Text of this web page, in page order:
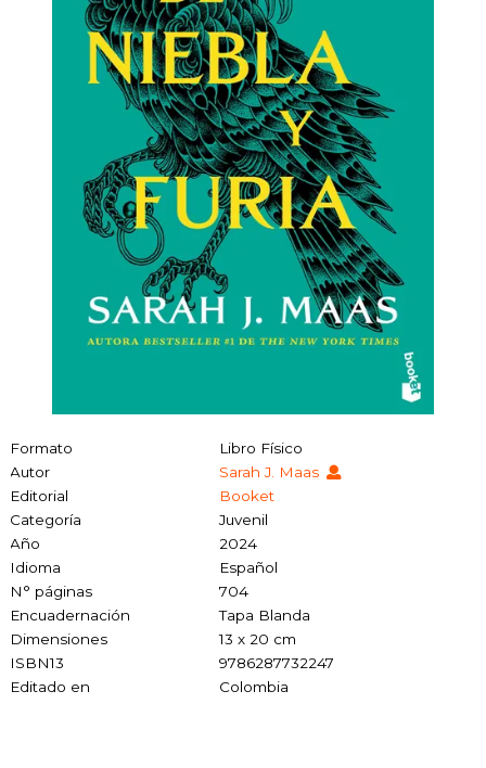
Formato
Libro Físico
Autor
Sarah J. Maas
Editorial
Booket
Categoría
Juvenil
Año
2024
Idioma
Español
N° páginas
704
Encuadernación
Tapa Blanda
Dimensiones
13 x 20 cm
ISBN13
9786287732247
Editado en
Colombia